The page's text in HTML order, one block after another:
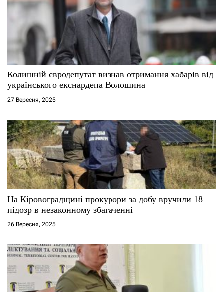
и
с
і
в
Колишній євродепутат визнав отримання хабарів від
українського екснардепа Волошина
27 Вересня, 2025
На Кіровоградщині прокурори за добу вручили 18
підозр в незаконному збагаченні
26 Вересня, 2025